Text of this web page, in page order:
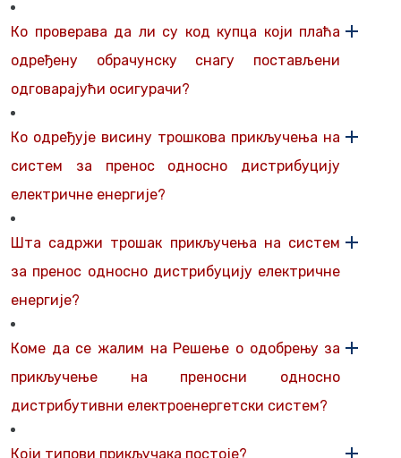
Ко проверава да ли су код купца који плаћа
одређену обрачунску снагу постављени
одговарајући осигурачи?
Ко одређује висину трошкова прикључења на
систем за пренос односно дистрибуцију
електричне енергије?
Шта садржи трошак прикључења на систем
за пренос односно дистрибуцију електричне
енергије?
Коме да се жалим на Решење о одобрењу за
прикључење на преносни односно
дистрибутивни електроенергетски систем?
Који типови прикључака постоје?